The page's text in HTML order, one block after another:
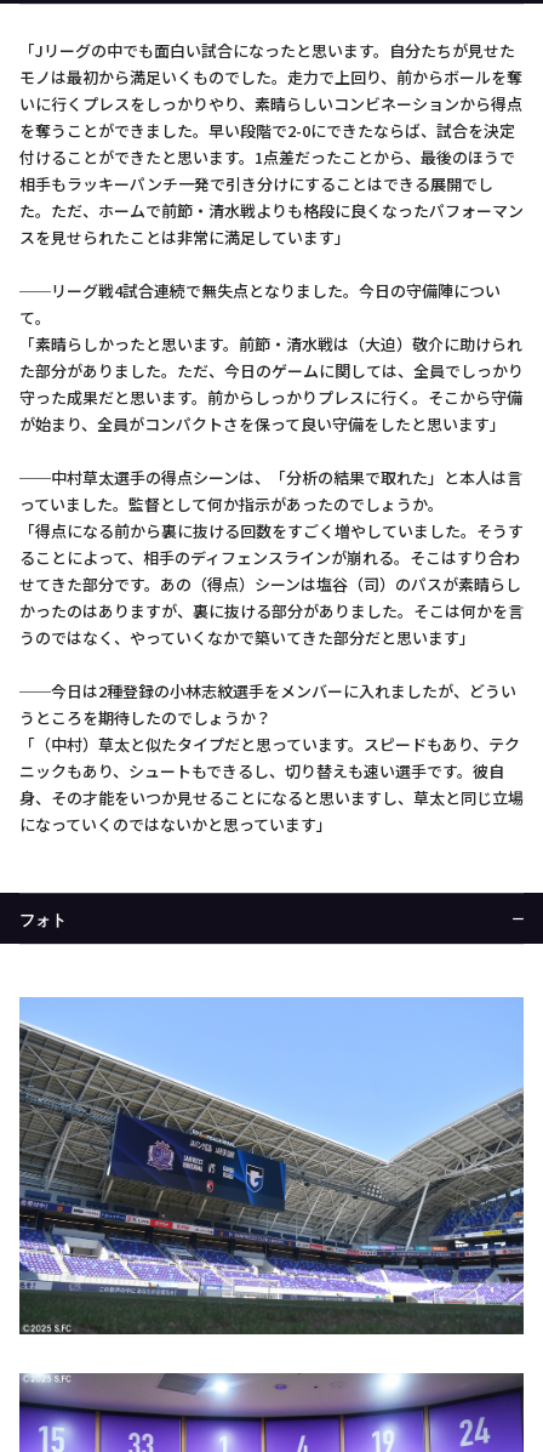
「Jリーグの中でも面白い試合になったと思います。自分たちが見せた
モノは最初から満足いくものでした。走力で上回り、前からボールを奪
いに行くプレスをしっかりやり、素晴らしいコンビネーションから得点
を奪うことができました。早い段階で2-0にできたならば、試合を決定
付けることができたと思います。1点差だったことから、最後のほうで
相手もラッキーパンチ一発で引き分けにすることはできる展開でし
た。ただ、ホームで前節・清水戦よりも格段に良くなったパフォーマン
スを見せられたことは非常に満足しています」
──リーグ戦4試合連続で無失点となりました。今日の守備陣につい
て。
「素晴らしかったと思います。前節・清水戦は（大迫）敬介に助けられ
た部分がありました。ただ、今日のゲームに関しては、全員でしっかり
守った成果だと思います。前からしっかりプレスに行く。そこから守備
が始まり、全員がコンパクトさを保って良い守備をしたと思います」
──中村草太選手の得点シーンは、「分析の結果で取れた」と本人は言
っていました。監督として何か指示があったのでしょうか。
「得点になる前から裏に抜ける回数をすごく増やしていました。そうす
ることによって、相手のディフェンスラインが崩れる。そこはすり合わ
せてきた部分です。あの（得点）シーンは塩谷（司）のパスが素晴らし
かったのはありますが、裏に抜ける部分がありました。そこは何かを言
うのではなく、やっていくなかで築いてきた部分だと思います」
──今日は2種登録の小林志紋選手をメンバーに入れましたが、どうい
うところを期待したのでしょうか？
「（中村）草太と似たタイプだと思っています。スピードもあり、テク
ニックもあり、シュートもできるし、切り替えも速い選手です。彼自
身、その才能をいつか見せることになると思いますし、草太と同じ立場
になっていくのではないかと思っています」
フォト